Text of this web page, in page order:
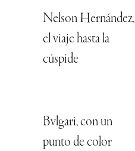
Nelson Hernández,
el viaje hasta la
cúspide
Bvlgari, con un
punto de color